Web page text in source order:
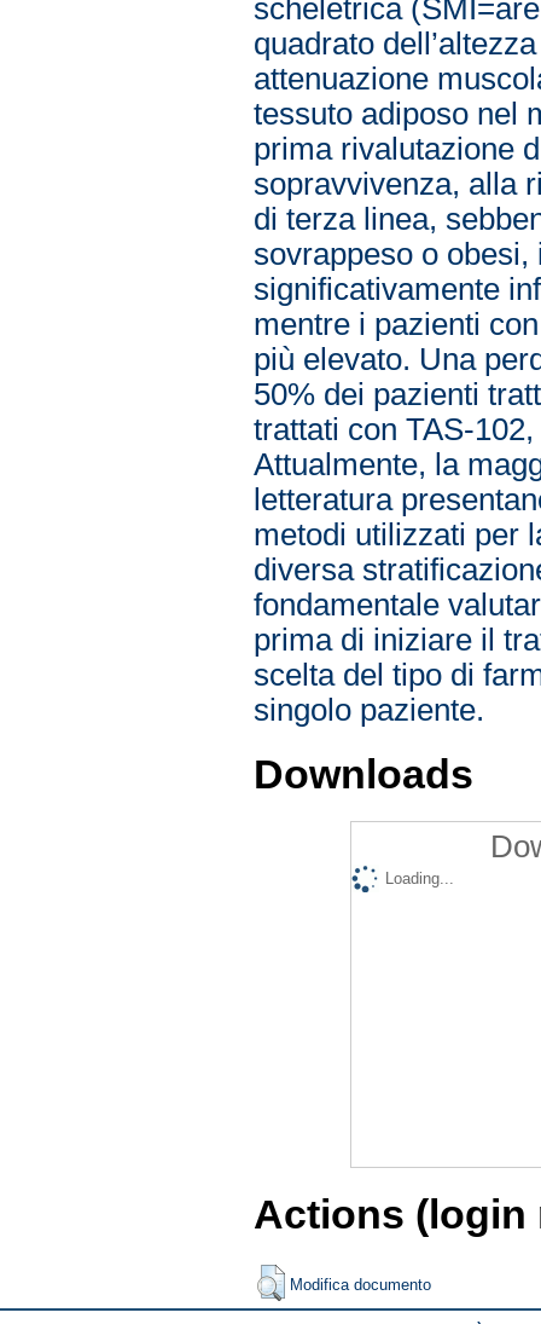
scheletrica
quadrato
attenuazione
tessuto adiposo nel
prima rivalutazione
sopravvivenza, alla
di terza linea,
sovrappeso o
significativamente
mentre i pazienti
più elevato. Una
50% dei pazienti
trattati con TAS-
Attualmente, la
letteratura
metodi utilizzati per
diversa
fondamentale
prima di iniziare il
scelta del tipo di
singolo paziente.
Downloads
Loading...
Actions (login
Modifica documento